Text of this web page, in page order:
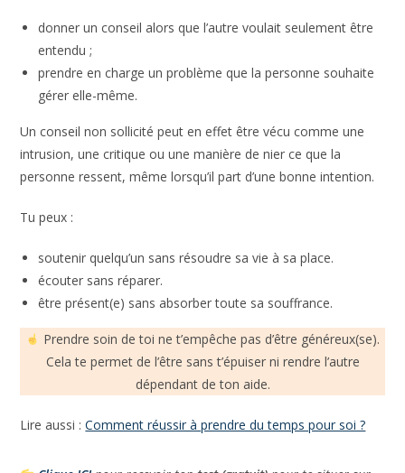
donner un conseil alors que l’autre voulait seulement être
entendu ;
prendre en charge un problème que la personne souhaite
gérer elle-même.
Un conseil non sollicité peut en effet être vécu comme une
intrusion, une critique ou une manière de nier ce que la
personne ressent, même lorsqu’il part d’une bonne intention.
Tu peux :
soutenir quelqu’un sans résoudre sa vie à sa place.
écouter sans réparer.
être présent(e) sans absorber toute sa souffrance.
Prendre soin de toi ne t’empêche pas d’être généreux(se).
Cela te permet de l’être sans t’épuiser ni rendre l’autre
dépendant de ton aide.
Lire aussi :Comment réussir à prendre du temps pour soi ?